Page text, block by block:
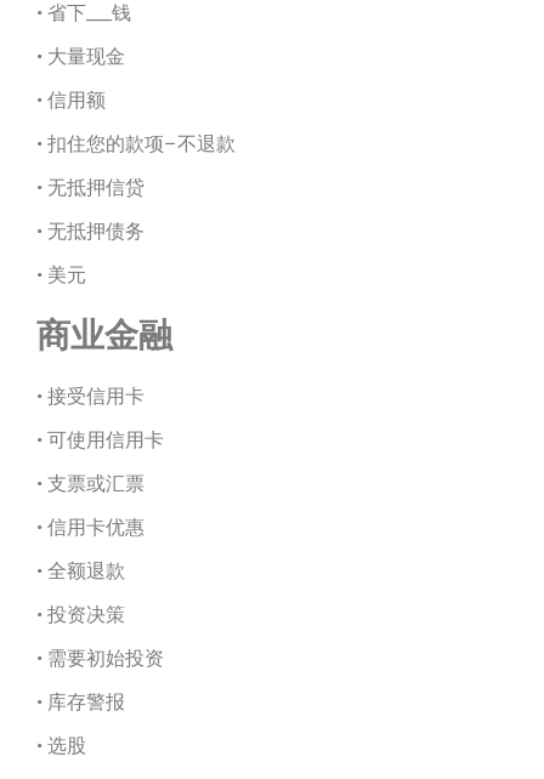
• 省下___钱
• 大量现金
• 信用额
• 扣住您的款项–不退款
• 无抵押信贷
• 无抵押债务
• 美元
商业金融
• 接受信用卡
• 可使用信用卡
• 支票或汇票
• 信用卡优惠
• 全额退款
• 投资决策
• 需要初始投资
• 库存警报
• 选股